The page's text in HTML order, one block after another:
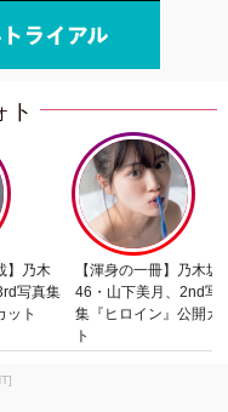
ト
】乃木
写真集
ット
【渾身の一冊】乃木坂
46・山下美月、2nd写
集『ヒロイン』公開カ
ト